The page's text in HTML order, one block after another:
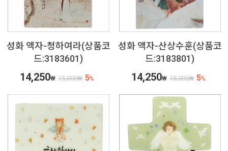
성화 액자-청하여라(상품코
드:3183601)
14,250₩ 15,000₩ 5%
성화 액자-산상수훈(상품코
드:3183801)
14,250₩ 15,000₩ 5%